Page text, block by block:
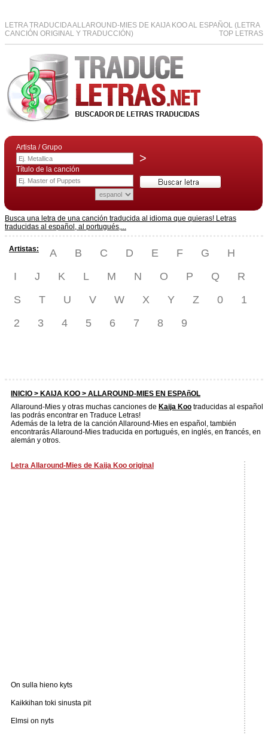
LETRA TRADUCIDA ALLAROUND-MIES DE KAIJA KOO AL ESPAÑOL (LETRA
CANCIÓN ORIGINAL Y TRADUCCIÓN)
TOP LETRAS
Artista / Grupo
>
Título de la canción
Busca una letra de una canción traducida al idioma que quieras! Letras
traducidas al español, al portugués,...
Artistas: A B C D E F G
H
I
J K L M N O P Q
R
S
T U V W X Y Z 0
1
2
3 4 5 6 7 8 9
INICIO > KAIJA KOO > ALLAROUND-MIES EN ESPAñOL
Allaround-Mies y otras muchas canciones de Kaija Koo traducidas al español
las podrás encontrar en Traduce Letras!
Además de la letra de la canción Allaround-Mies en español, también
encontrarás Allaround-Mies traducida en portugués, en inglés, en francés, en
alemán y otros.
Letra Allaround-Mies de Kaija Koo original
On sulla hieno kyts
Kaikkihan toki sinusta pit
Elmsi on nyts